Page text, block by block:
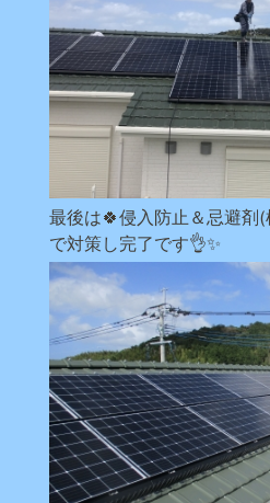
最後は🍀侵入防止＆忌避剤
で対策し完了です👌✨